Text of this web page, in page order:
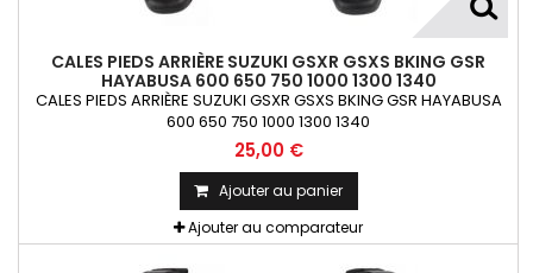
CALES PIEDS ARRIÈRE SUZUKI GSXR GSXS BKING GSR
HAYABUSA 600 650 750 1000 1300 1340
CALES PIEDS ARRIÈRE SUZUKI GSXR GSXS BKING GSR HAYABUSA
600 650 750 1000 1300 1340
25,00 €
Ajouter au panier
Ajouter au comparateur